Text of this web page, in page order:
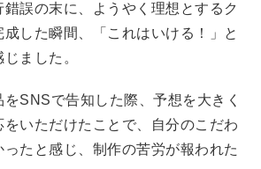
誤の末に、ようやく理想とするク
した瞬間、「これはいける！」と
ました。
SNSで告知した際、予想を大きく
をいただけたことで、自分のこだわ
ったと感じ、制作の苦労が報われた